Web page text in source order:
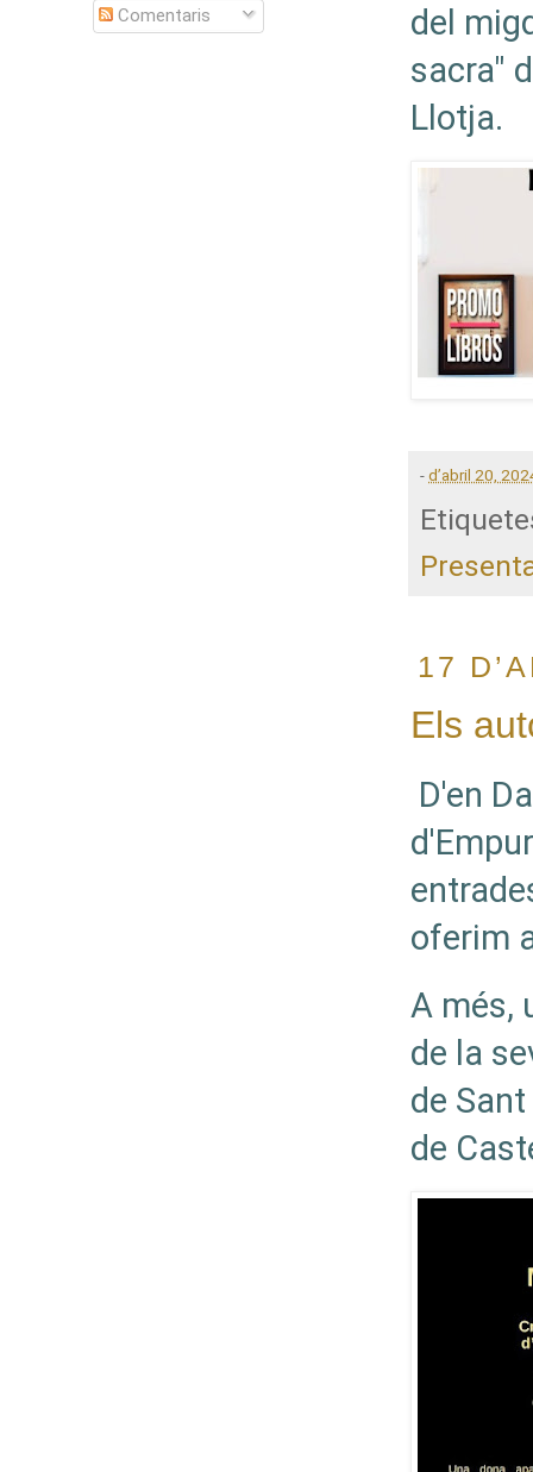
del
sacra"
Llotja.
-d’abril 20,
17
Els
D'en
oferim
A més,
de la
de
de
Comentaris